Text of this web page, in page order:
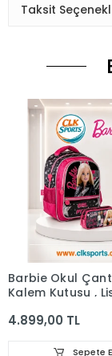
Taksit
Barbie Okul
Kalem Kutusu ,
4.899,00 TL
Sepete